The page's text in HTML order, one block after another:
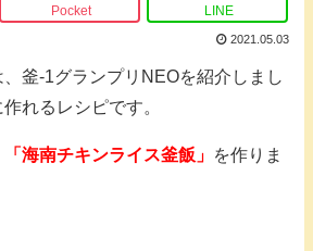
Pocket LINE
2021.05.03
、釜-1グランプリNEOを紹介しまし
れるレシピです。
「海南チキンライス釜飯」 を作りま